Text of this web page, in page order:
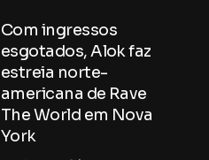
Com ingressos
esgotados, Alok faz
estreia norte-
americana de Rave
The World em Nova
York